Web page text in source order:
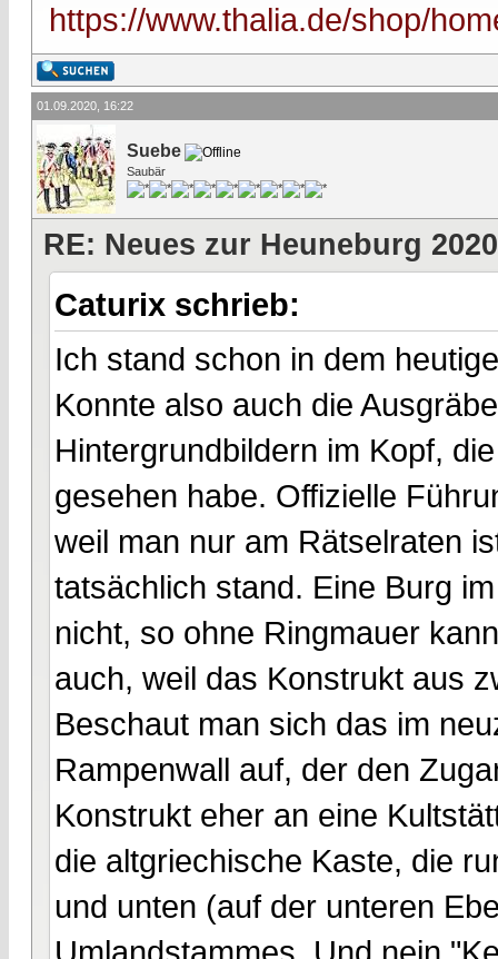
https://www.thalia.de/shop/
01.09.2020, 16:22
Suebe
Saubär
RE: Neues zur Heuneburg 2020
Caturix schrieb:
Ich stand schon in dem
Konnte also auch die
Hintergrundbildern im Kopf,
gesehen habe. Offizielle
weil man nur am Rätselraten
tatsächlich stand. Eine Burg
nicht, so ohne Ringmauer
auch, weil das Konstrukt aus
Beschaut man sich das im
Rampenwall auf, der den
Konstrukt eher an eine
die altgriechische Kaste, die
und unten (auf der unteren
Umlandstammes. Und nein